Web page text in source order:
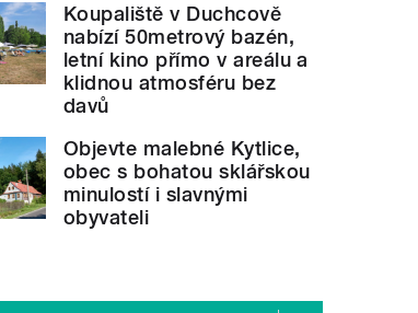
Koupaliště v Duchcově
nabízí 50metrový bazén,
letní kino přímo v areálu a
klidnou atmosféru bez
davů
Objevte malebné Kytlice,
obec s bohatou sklářskou
minulostí i slavnými
obyvateli